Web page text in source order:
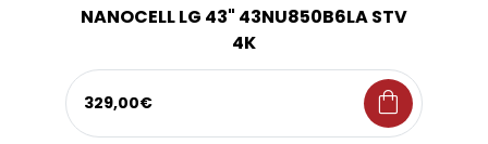
NANOCELL LG 43" 43NU850B6LA STV
4K
329,00€ shopping_bag